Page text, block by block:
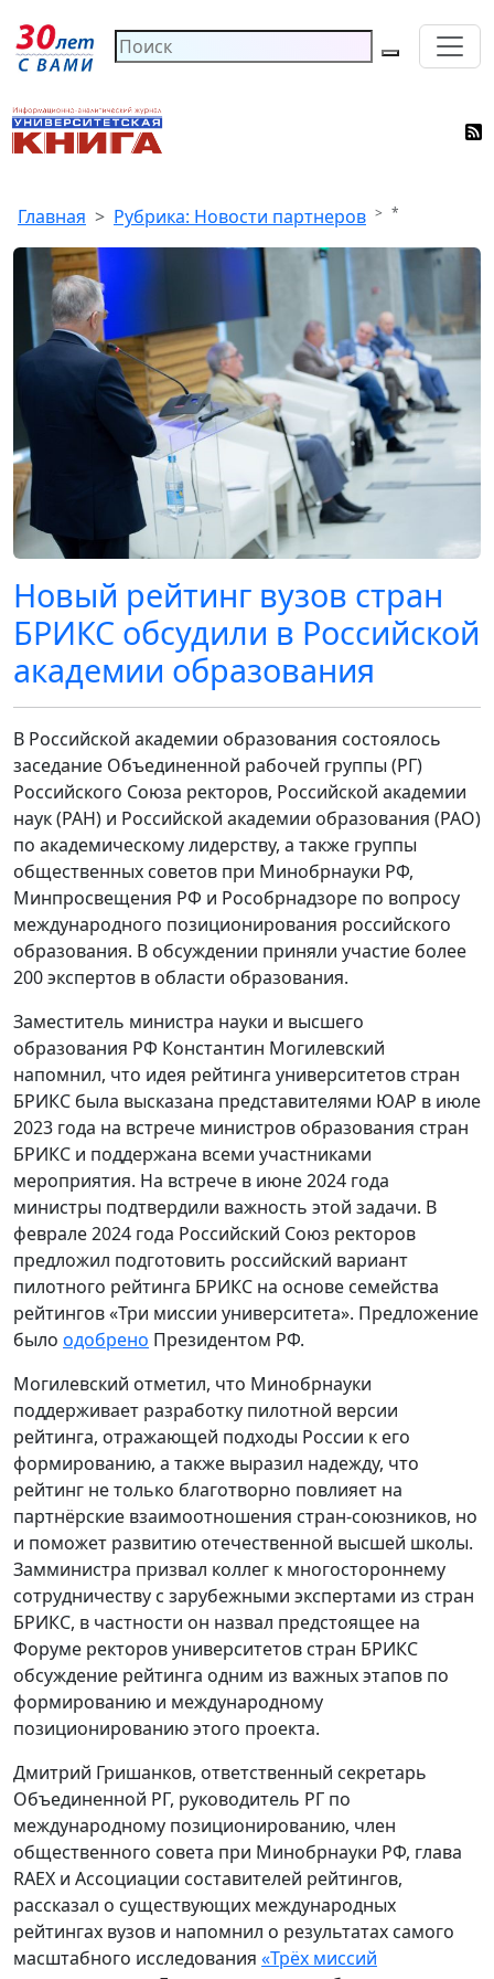
Главная Рубрика: Новости партнеров *
Новый рейтинг вузов стран
БРИКС обсудили в Российской
академии образования
В Российской академии образования состоялось
заседание Объединенной рабочей группы (РГ)
Российского Союза ректоров, Российской академии
наук (РАН) и Российской академии образования (РАО)
по академическому лидерству, а также группы
общественных советов при Минобрнауки РФ,
Минпросвещения РФ и Рособрнадзоре по вопросу
международного позиционирования российского
образования. В обсуждении приняли участие более
200 экспертов в области образования.
Заместитель министра науки и высшего
образования РФ Константин Могилевский
напомнил, что идея рейтинга университетов стран
БРИКС была высказана представителями ЮАР в июле
2023 года на встрече министров образования стран
БРИКС и поддержана всеми участниками
мероприятия. На встрече в июне 2024 года
министры подтвердили важность этой задачи. В
феврале 2024 года Российский Союз ректоров
предложил подготовить российский вариант
пилотного рейтинга БРИКС на основе семейства
рейтингов «Три миссии университета». Предложение
было одобрено Президентом РФ.
Могилевский отметил, что Минобрнауки
поддерживает разработку пилотной версии
рейтинга, отражающей подходы России к его
формированию, а также выразил надежду, что
рейтинг не только благотворно повлияет на
партнёрские взаимоотношения стран-союзников, но
и поможет развитию отечественной высшей школы.
Замминистра призвал коллег к многостороннему
сотрудничеству с зарубежными экспертами из стран
БРИКС, в частности он назвал предстоящее на
Форуме ректоров университетов стран БРИКС
обсуждение рейтинга одним из важных этапов по
формированию и международному
позиционированию этого проекта.
Дмитрий Гришанков, ответственный секретарь
Объединенной РГ, руководитель РГ по
международному позиционированию, член
общественного совета при Минобрнауки РФ, глава
RAEX и Ассоциации составителей рейтингов,
рассказал о существующих международных
рейтингах вузов и напомнил о результатах самого
масштабного исследования «Трёх миссий